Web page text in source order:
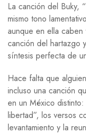
La canción del Buky,
mismo tono
aunque en ella
canción del hartazgo
síntesis perfecta de
Hace falta que
incluso una canción
en un México
libertad”, los versos
levantamiento y la